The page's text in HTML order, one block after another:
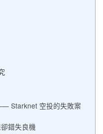
Starknet 空投的失敗案
錯失良機